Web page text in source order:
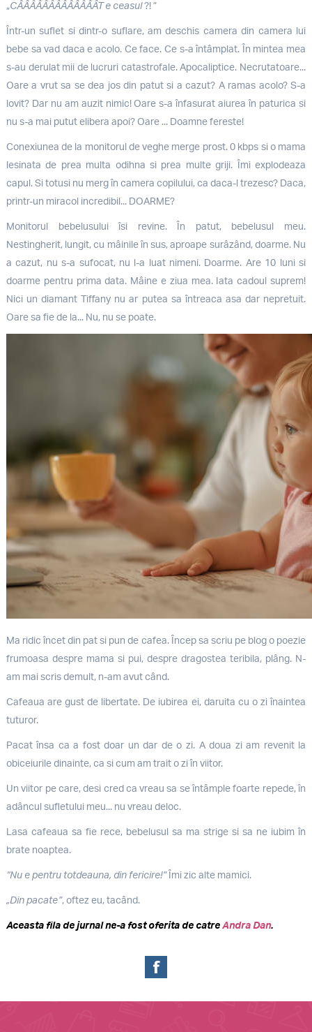
„CÂÂÂÂÂÂÂÂÂÂÂÂÂT e ceasul?! ”
Într-un suflet si dintr-o suflare, am deschis camera din camera lui
bebe sa vad daca e acolo. Ce face. Ce s-a întâmplat. În mintea mea
s-au derulat mii de lucruri catastrofale. Apocaliptice. Necrutatoare...
Oare a vrut sa se dea jos din patut si a cazut? A ramas acolo? S-a
lovit? Dar nu am auzit nimic! Oare s-a înfasurat aiurea în paturica si
nu s-a mai putut elibera apoi? Oare ... Doamne fereste!
Conexiunea de la monitorul de veghe merge prost. 0 kbps si o mama
lesinata de prea multa odihna si prea multe griji. Îmi explodeaza
capul. Si totusi nu merg în camera copilului, ca daca-l trezesc? Daca,
printr-un miracol incredibil... DOARME?
Monitorul bebelusului îsi revine. În patut, bebelusul meu.
Nestingherit, lungit, cu mâinile în sus, aproape surâzând, doarme. Nu
a cazut, nu s-a sufocat, nu l-a luat nimeni. Doarme. Are 10 luni si
doarme pentru prima data. Mâine e ziua mea. Iata cadoul suprem!
Nici un diamant Tiffany nu ar putea sa întreaca asa dar nepretuit.
Oare sa fie de la... Nu, nu se poate.
Ma ridic încet din pat si pun de cafea. Încep sa scriu pe blog o poezie
frumoasa despre mama si pui, despre dragostea teribila, plâng. N-
am mai scris demult, n-am avut când.
Cafeaua are gust de libertate. De iubirea ei, daruita cu o zi înaintea
tuturor.
Pacat însa ca a fost doar un dar de o zi. A doua zi am revenit la
obiceiurile dinainte, ca si cum am trait o zi în viitor.
Un viitor pe care, desi cred ca vreau sa se întâmple foarte repede, în
adâncul sufletului meu... nu vreau deloc.
Lasa cafeaua sa fie rece, bebelusul sa ma strige si sa ne iubim în
brate noaptea.
“Nu e pentru totdeauna, din fericire!”Îmi zic alte mamici.
„Din pacate”, oftez eu, tacând.
Aceasta fila de jurnal ne-a fost oferita de catre Andra Dan.